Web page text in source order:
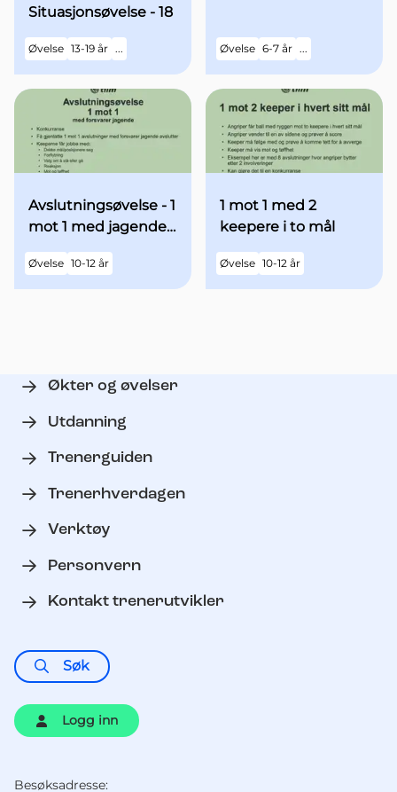
Situasjonsøvelse - 18
Øvelse 13-19 år ... Øvelse 6-7 år ...
Avslutningsøvelse - 1
mot 1 med jagende
forsvarer.
Øvelse 10-12 år
1 mot 1 med 2
keepere i to mål
Øvelse 10-12 år
Økter og øvelser
Utdanning
Trenerguiden
Trenerhverdagen
Verktøy
Personvern
Kontakt trenerutvikler
Søk
Logg inn
Besøksadresse: